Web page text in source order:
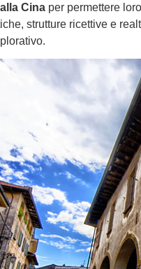
Cina per permettere
strutture ricettive e